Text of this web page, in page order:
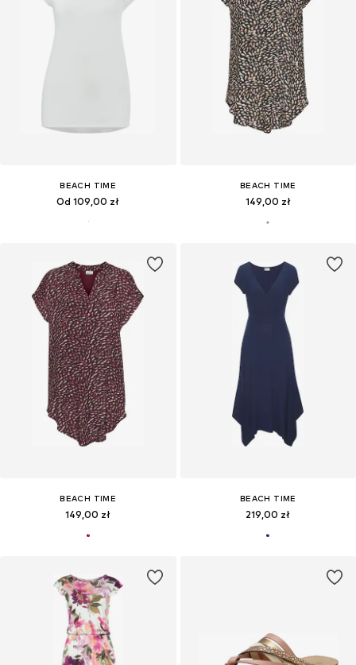
BEACH TIME
Od 109,00 zł
BEACH TIME
149,00 zł
BEACH TIME
149,00 zł
BEACH TIME
219,00 zł